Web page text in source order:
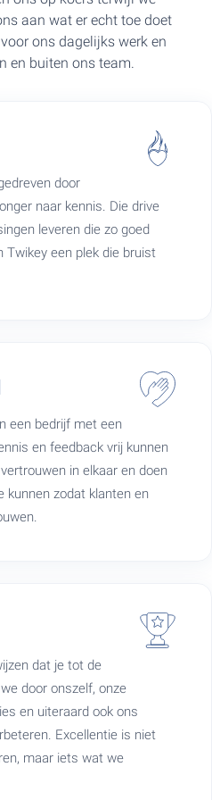
aan wat er echt toe doet
ons dagelijks werk en
en buiten ons team.
door
naar kennis. Die drive
leveren die zo goed
Twikey een plek die bruist
een bedrijf met een
en feedback vrij kunnen
in elkaar en doen
kunnen zodat klanten en
dat je tot de
door onszelf, onze
en uiteraard ook ons
Excellentie is niet
maar iets wat we